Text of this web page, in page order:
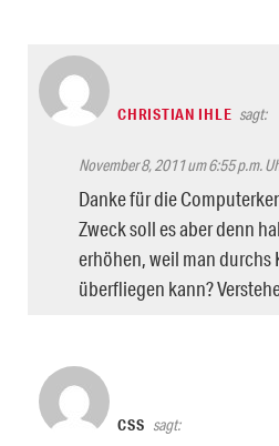
CHRISTIAN IHLE sagt:
November 8, 2011 um 6:55 p.m.
Danke für die
Zweck soll es aber denn
erhöhen, weil man durchs
überfliegen kann?
CSS sagt: